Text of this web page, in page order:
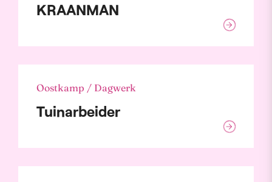
KRAANMAN
Oostkamp / Dagwerk
Tuinarbeider